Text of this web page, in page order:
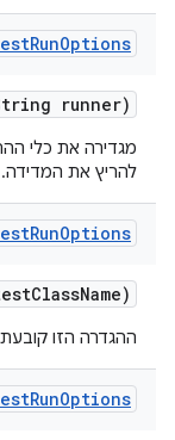
RunOptions
runner)
מגדירה את כלי
להריץ את המדידה.
RunOptions
ClassName)
ההגדרה הזו
RunOptions